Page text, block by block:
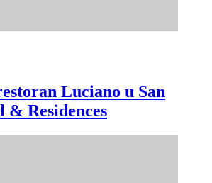
Luciano u San
& Residences